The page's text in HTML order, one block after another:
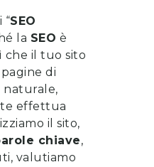
“SEO
la SEO è
che il tuo sito
di
naturale,
effettua
il sito,
chiave,
valutiamo